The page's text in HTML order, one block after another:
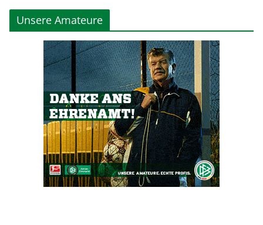
Unsere Amateure